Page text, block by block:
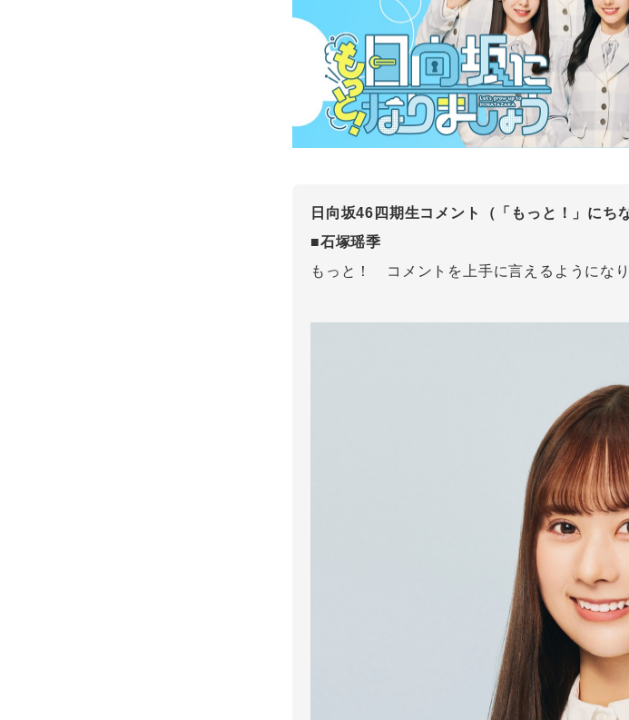
日向坂46四期生コメント（「もっと！」にち
■石塚瑶季
もっと！ コメントを上手に言えるようになり